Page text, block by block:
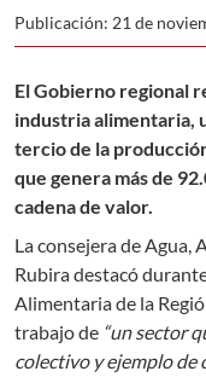
Publicación: 21 de
El Gobierno regional
industria alimentaria,
tercio de la
que genera más de
cadena de valor.
La consejera de Agua,
Rubira destacó
Alimentaria de la
trabajo de “un sector
colectivo y ejemplo de